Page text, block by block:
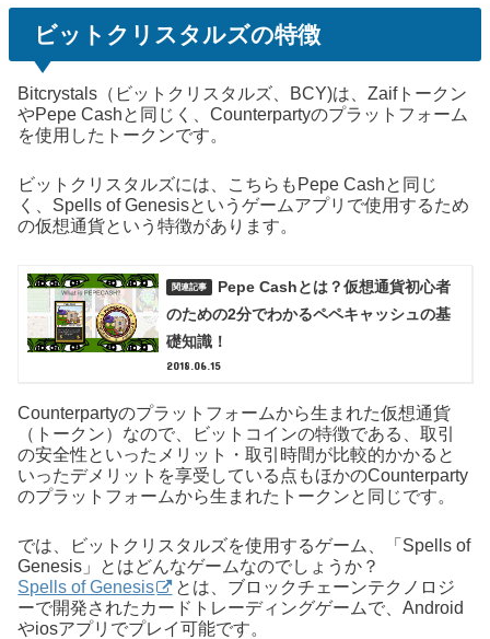
ビットクリスタルズの特徴
Bitcrystals（ビットクリスタルズ、BCY)は、Zaifトークン
やPepe Cashと同じく、Counterpartyのプラットフォーム
を使用したトークンです。
ビットクリスタルズには、こちらもPepe Cashと同じ
く、Spells of Genesisというゲームアプリで使用するため
の仮想通貨という特徴があります。
Pepe Cashとは？仮想通貨初心者
のための2分でわかるペペキャッシュの基
礎知識！
2018.06.15
Counterpartyのプラットフォームから生まれた仮想通貨
（トークン）なので、ビットコインの特徴である、取引
の安全性といったメリット・取引時間が比較的かかると
いったデメリットを享受している点もほかのCounterparty
のプラットフォームから生まれたトークンと同じです。
では、ビットクリスタルズを使用するゲーム、「Spells of
Genesis」とはどんなゲームなのでしょうか？
Spells of Genesis
とは、ブロックチェーンテクノロジ
ーで開発されたカードトレーディングゲームで、Android
やiosアプリでプレイ可能です。